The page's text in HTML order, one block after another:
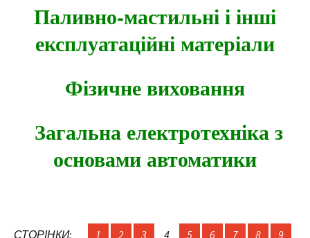
Паливно-мастильні і інші
експлуатаційні матеріали
Фізичне виховання
Загальна електротехніка з
основами автоматики
СТОРІНКИ: 1 2 3 4 5 6 7 8
9